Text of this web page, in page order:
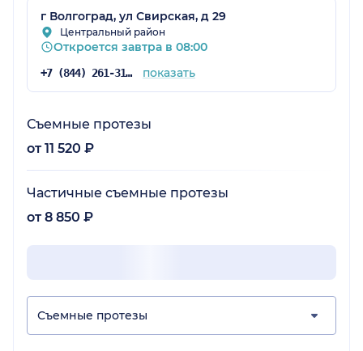
г Волгоград, ул Свирская, д 29
Центральный район
Откроется завтра в 08:00
+7 (844) 261-31-06 показать
Съемные протезы
от 11 520 ₽
Частичные съемные протезы
от 8 850 ₽
Съемные протезы